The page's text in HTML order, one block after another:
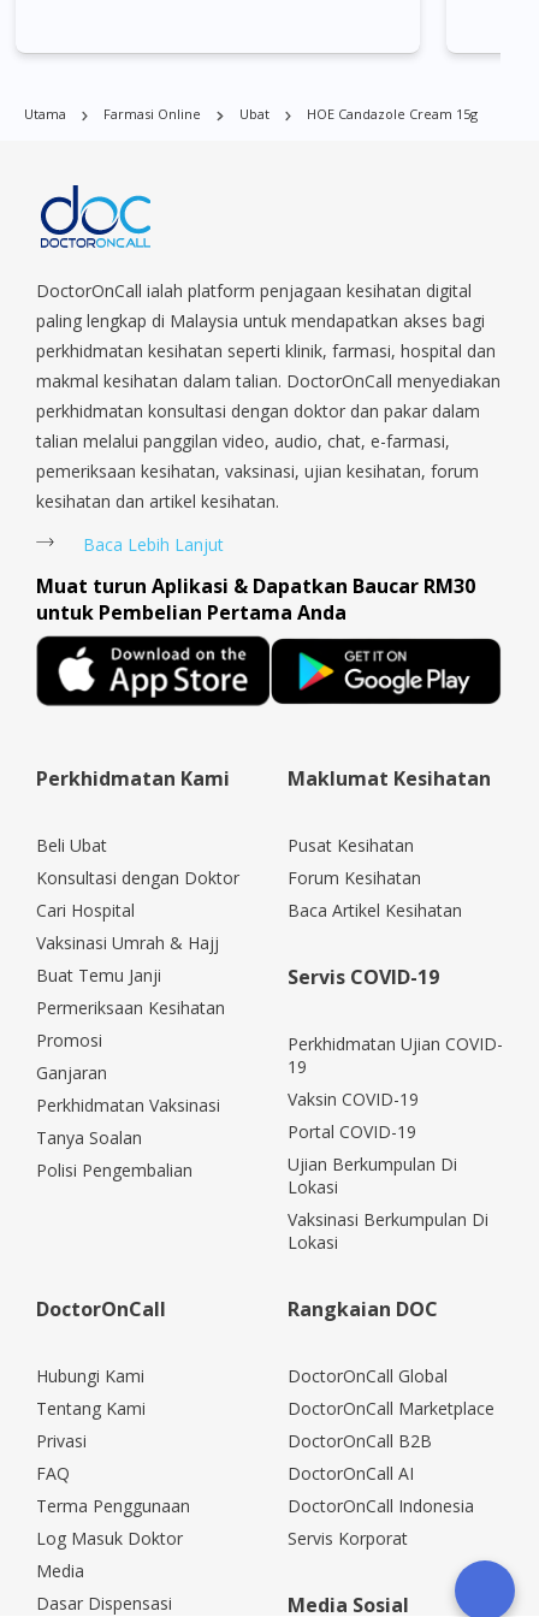
Village, Clementi Park, Dairy Farm, Eunos, East Coast, Farrer
East, Jurong West, Kallang/ Whampoa, Lim Chu Kang, Marine
Parade, Marina, Macpherson, Mandai, Newton, Novena,
Orchard, Pasir Ris, Punggol, Potong Pasir, Paya Lebar,
Sengkang, Serangoon, Serangoon Rd, Seletar, Tampines, Toa
Payoh, Tanjong Pagar, Telok Blangah, Tanglin, Thomson, Tuas,
Tengah, Upper East Coast, Upper Bukit Timah, Upper Thomson,
Woodlands, West Coast, Yishun, Yio Chu Kang.
Utama Farmasi Online Ubat HOE Candazole Cream 15g
DoctorOnCall ialah platform penjagaan kesihatan digital
paling lengkap di Malaysia untuk mendapatkan akses bagi
perkhidmatan kesihatan seperti klinik, farmasi, hospital dan
makmal kesihatan dalam talian. DoctorOnCall menyediakan
perkhidmatan konsultasi dengan doktor dan pakar dalam
talian melalui panggilan video, audio, chat, e-farmasi,
pemeriksaan kesihatan, vaksinasi, ujian kesihatan, forum
kesihatan dan artikel kesihatan.
Baca Lebih Lanjut
Muat turun Aplikasi & Dapatkan Baucar RM30
untuk Pembelian Pertama Anda
Perkhidmatan Kami
Beli Ubat
Konsultasi dengan Doktor
Cari Hospital
Vaksinasi Umrah & Hajj
Buat Temu Janji
Permeriksaan Kesihatan
Promosi
Ganjaran
Perkhidmatan Vaksinasi
Tanya Soalan
Polisi Pengembalian
Maklumat Kesihatan
Pusat Kesihatan
Forum Kesihatan
Baca Artikel Kesihatan
Servis COVID-19
Perkhidmatan Ujian COVID-
19
Vaksin COVID-19
Portal COVID-19
Ujian Berkumpulan Di
Lokasi
Vaksinasi Berkumpulan Di
Lokasi
DoctorOnCall
Hubungi Kami
Tentang Kami
Privasi
FAQ
Terma Penggunaan
Log Masuk Doktor
Media
Dasar Dispensasi
Rangkaian DOC
DoctorOnCall Global
DoctorOnCall Marketplace
DoctorOnCall B2B
DoctorOnCall AI
DoctorOnCall Indonesia
Servis Korporat
Media Sosial